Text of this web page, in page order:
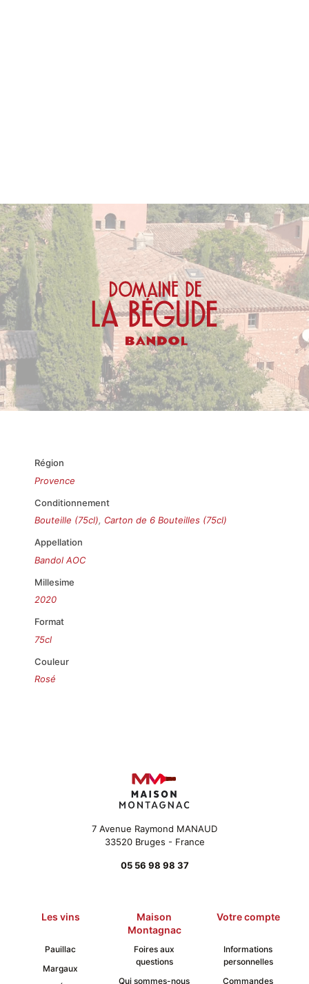
Région
Provence
Conditionnement
Bouteille (75cl), Carton de 6 Bouteilles (75cl)
Appellation
Bandol AOC
Millesime
2020
Format
75cl
Couleur
Rosé
7 Avenue Raymond MANAUD
33520 Bruges - France
05 56 98 98 37
Les vins
Maison
Montagnac
Votre compte
Pauillac
Margaux
Foires aux
questions
Qui sommes-nous
Informations
personnelles
Commandes